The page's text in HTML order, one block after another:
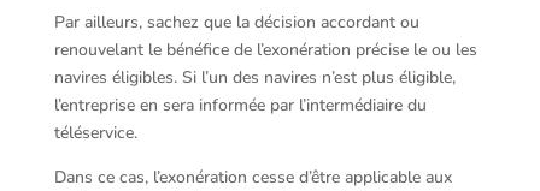
Par ailleurs, sachez que la décision accordant ou
renouvelant le bénéfice de l’exonération précise le ou les
navires éligibles. Si l’un des navires n’est plus éligible,
l’entreprise en sera informée par l’intermédiaire du
téléservice.
Dans ce cas, l’exonération cesse d’être applicable aux